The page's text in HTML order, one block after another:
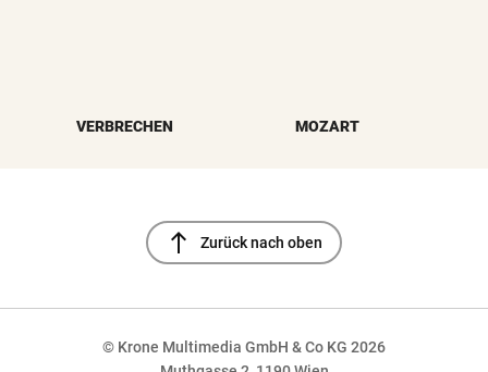
VERBRECHEN MOZART
north Zurück nach oben
© Krone Multimedia GmbH & Co KG 2026